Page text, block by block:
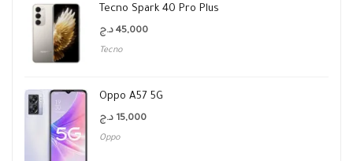
Tecno Spark 40 Pro Plus
45,000 د.ج
Tecno
Oppo A57 5G
15,000 د.ج
Oppo